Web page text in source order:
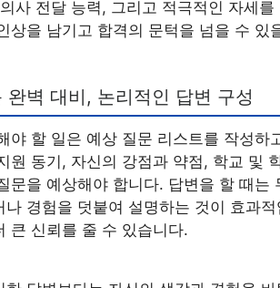
사 전달 능력, 그리고 적극적인 자세
상을 남기고 합격의 문턱을 넘을 수 있
완벽 대비, 논리적인 답변 구성
야 할 일은 예상 질문 리스트를 작성
원 동기, 자신의 강점과 약점, 학교 및
문을 예상해야 합니다. 답변을 할 때
나 경험을 덧붙여 설명하는 것이 효과
큰 신뢰를 줄 수 있습니다.